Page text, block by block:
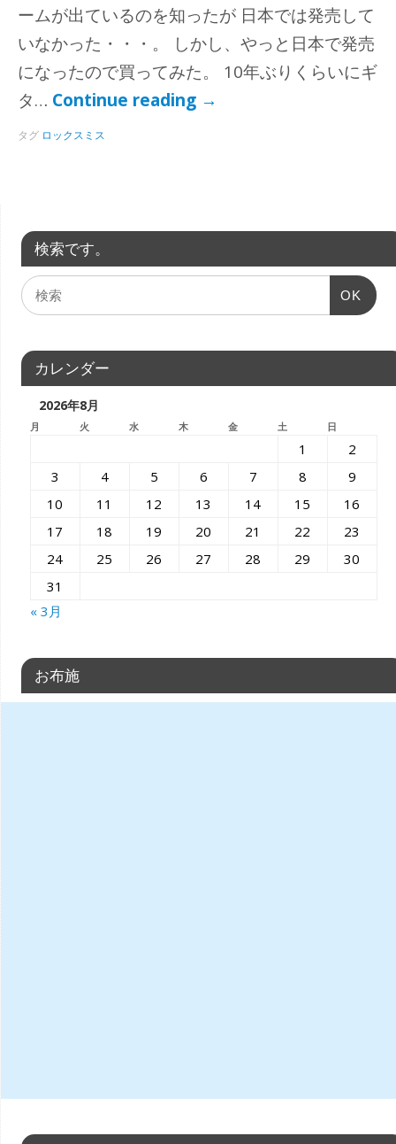
ームが出ているのを知ったが 日本では発売して
いなかった・・・。 しかし、やっと日本で発売
になったので買ってみた。 10年ぶりくらいにギ
タ… Continue reading →
タグ ロックスミス
検索です。
OK
カレンダー
2026年8月
月 火 水 木 金 土 日
1
2
3
4 5 6 7 8
9
10
11 12 13 14 15
16
17
18 19 20 21 22
23
24
25 26 27 28 29
30
31
« 3月
お布施